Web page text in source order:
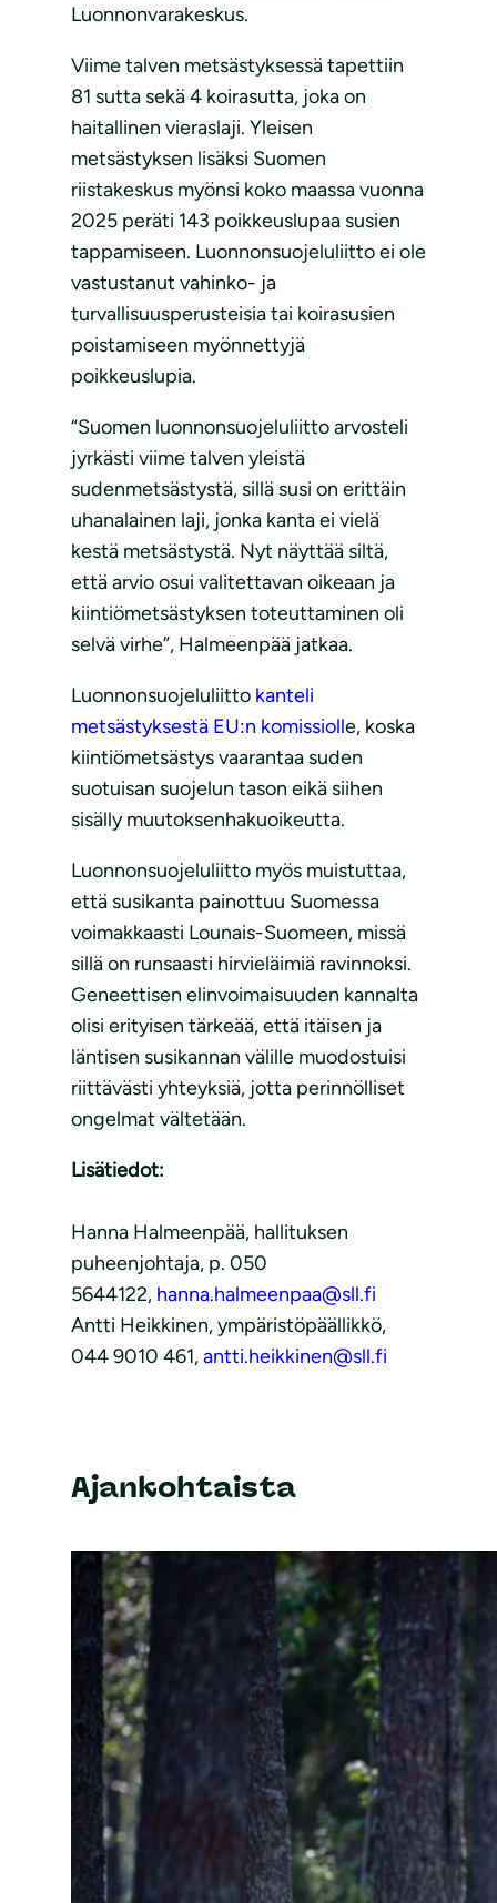
Luonnonvarakeskus.
Viime talven metsästyksessä tapettiin
81 sutta sekä 4 koirasutta, joka on
haitallinen vieraslaji. Yleisen
metsästyksen lisäksi Suomen
riistakeskus myönsi koko maassa vuonna
2025 peräti 143 poikkeuslupaa susien
tappamiseen. Luonnonsuojeluliitto ei ole
vastustanut vahinko- ja
turvallisuusperusteisia tai koirasusien
poistamiseen myönnettyjä
poikkeuslupia.
“Suomen luonnonsuojeluliitto arvosteli
jyrkästi viime talven yleistä
sudenmetsästystä, sillä susi on erittäin
uhanalainen laji, jonka kanta ei vielä
kestä metsästystä. Nyt näyttää siltä,
että arvio osui valitettavan oikeaan ja
kiintiömetsästyksen toteuttaminen oli
selvä virhe”, Halmeenpää jatkaa.
Luonnonsuojeluliitto kanteli
metsästyksestä EU:n komissiolle, koska
kiintiömetsästys vaarantaa suden
suotuisan suojelun tason eikä siihen
sisälly muutoksenhakuoikeutta.
Luonnonsuojeluliitto myös muistuttaa,
että susikanta painottuu Suomessa
voimakkaasti Lounais-Suomeen, missä
sillä on runsaasti hirvieläimiä ravinnoksi.
Geneettisen elinvoimaisuuden kannalta
olisi erityisen tärkeää, että itäisen ja
läntisen susikannan välille muodostuisi
riittävästi yhteyksiä, jotta perinnölliset
ongelmat vältetään.
Lisätiedot:
Hanna Halmeenpää, hallituksen
puheenjohtaja, p. 050
5644122, hanna.halmeenpaa@sll.fi
Antti Heikkinen, ympäristöpäällikkö,
044 9010 461,antti.heikkinen@sll.fi
Ajankohtaista